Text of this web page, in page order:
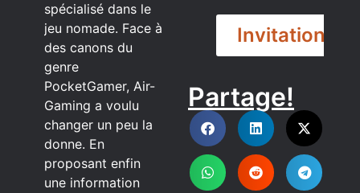
spécialisé dans le
jeu nomade. Face à
des canons du
genre
PocketGamer, Air-
Gaming a voulu
changer un peu la
donne. En
proposant enfin
une information
Invitation
DISCORD
Partage!